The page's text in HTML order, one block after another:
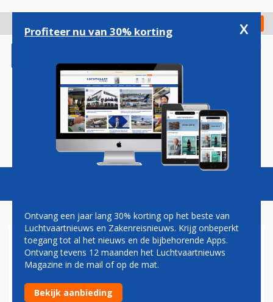
gaan
Check in
Magazine Podcasts Vacatures
AIR CANADA LIJDT NOG
VERLIES, ONDANKS
VERVIJFVOUDIGING OMZET
Profiteer nu van 30% korting x
Ontvang een jaar lang 30% korting op het beste van
Luchtvaartnieuws en Zakenreisnieuws. Krijg onbeperkt
toegang tot al het nieuws en de bijbehorende Apps.
Ontvang tevens 12 maanden het Luchtvaartnieuws
Magazine in de mail of op de mat.
Bekijk aanbieding